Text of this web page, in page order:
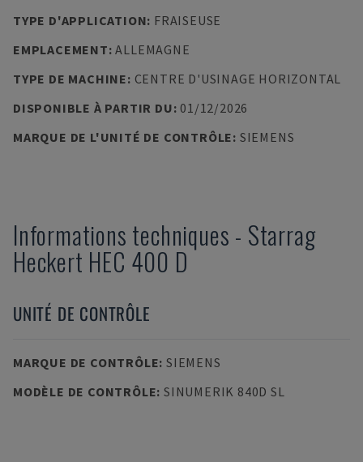
TYPE D'APPLICATION: FRAISEUSE
EMPLACEMENT:ALLEMAGNE
TYPE DE MACHINE: CENTRE D'USINAGE HORIZONTAL
DISPONIBLE À PARTIR DU: 01/12/2026
MARQUE DE L'UNITÉ DE CONTRÔLE: SIEMENS
Informations techniques - Starrag
Heckert HEC 400 D
UNITÉ DE CONTRÔLE
MARQUE DE CONTRÔLE: SIEMENS
MODÈLE DE CONTRÔLE: SINUMERIK 840D SL